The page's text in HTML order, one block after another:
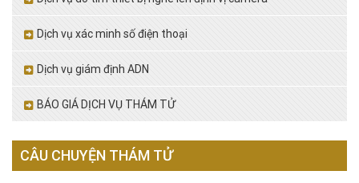
Dịch vụ xác minh số điện thoại
Dịch vụ giám định ADN
BÁO GIÁ DỊCH VỤ THÁM TỬ
CÂU CHUYỆN THÁM TỬ